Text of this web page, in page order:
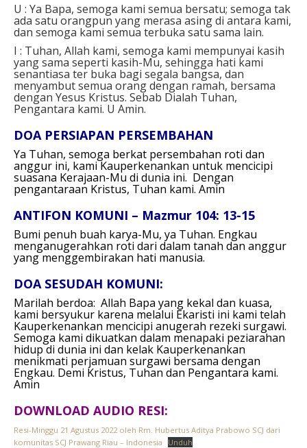
U : Ya Bapa, semoga kami semua bersatu; semoga tak
ada satu orangpun yang merasa asing di antara kami,
dan semoga kami semua terbuka satu sama lain.
I : Tuhan, Allah kami, semoga kami mempunyai kasih
yang sama seperti kasih-Mu, sehingga hati kami
senantiasa ter buka bagi segala bangsa, dan
menyambut semua orang dengan ramah, bersama
dengan Yesus Kristus. Sebab Dialah Tuhan,
Pengantara kami. U Amin.
DOA PERSIAPAN PERSEMBAHAN
Ya Tuhan, semoga berkat persembahan roti dan
anggur ini, kami Kauperkenankan untuk mencicipi
suasana Kerajaan-Mu di dunia ini. Dengan
pengantaraan Kristus, Tuhan kami. Amin
ANTIFON KOMUNI – Mazmur 104: 13-15
Bumi penuh buah karya-Mu, ya Tuhan. Engkau
menganugerahkan roti dari dalam tanah dan anggur
yang menggembirakan hati manusia.
DOA SESUDAH KOMUNI:
Marilah berdoa: Allah Bapa yang kekal dan kuasa,
kami bersyukur karena melalui Ekaristi ini kami telah
Kauperkenankan mencicipi anugerah rezeki surgawi.
Semoga kami dikuatkan dalam menapaki peziarahan
hidup di dunia ini dan kelak Kauperkenankan
menikmati perjamuan surgawi bersama dengan
Engkau. Demi Kristus, Tuhan dan Pengantara kami.
Amin
DOWNLOAD AUDIO RESI:
Resi-Minggu 21 Agustus 2022 oleh Rm. Hubertus Aditya Prabowo SCJ dari
komunitas SCJ Prawang Riau – Indonesia
Unduh